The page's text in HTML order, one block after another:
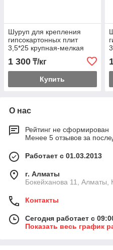
Шуруп для крепления
гипсокартонных плит
3,5*25 крупная-мелкая
1 300 ₸/кг
Купить
О нас
Рейтинг не сформирован
Менее 5 отзывов за
Работает с 01.03.2013
г. Алматы
Бокейханова 11, Алматы,
Контакты
Сегодня работает с
Показать весь график